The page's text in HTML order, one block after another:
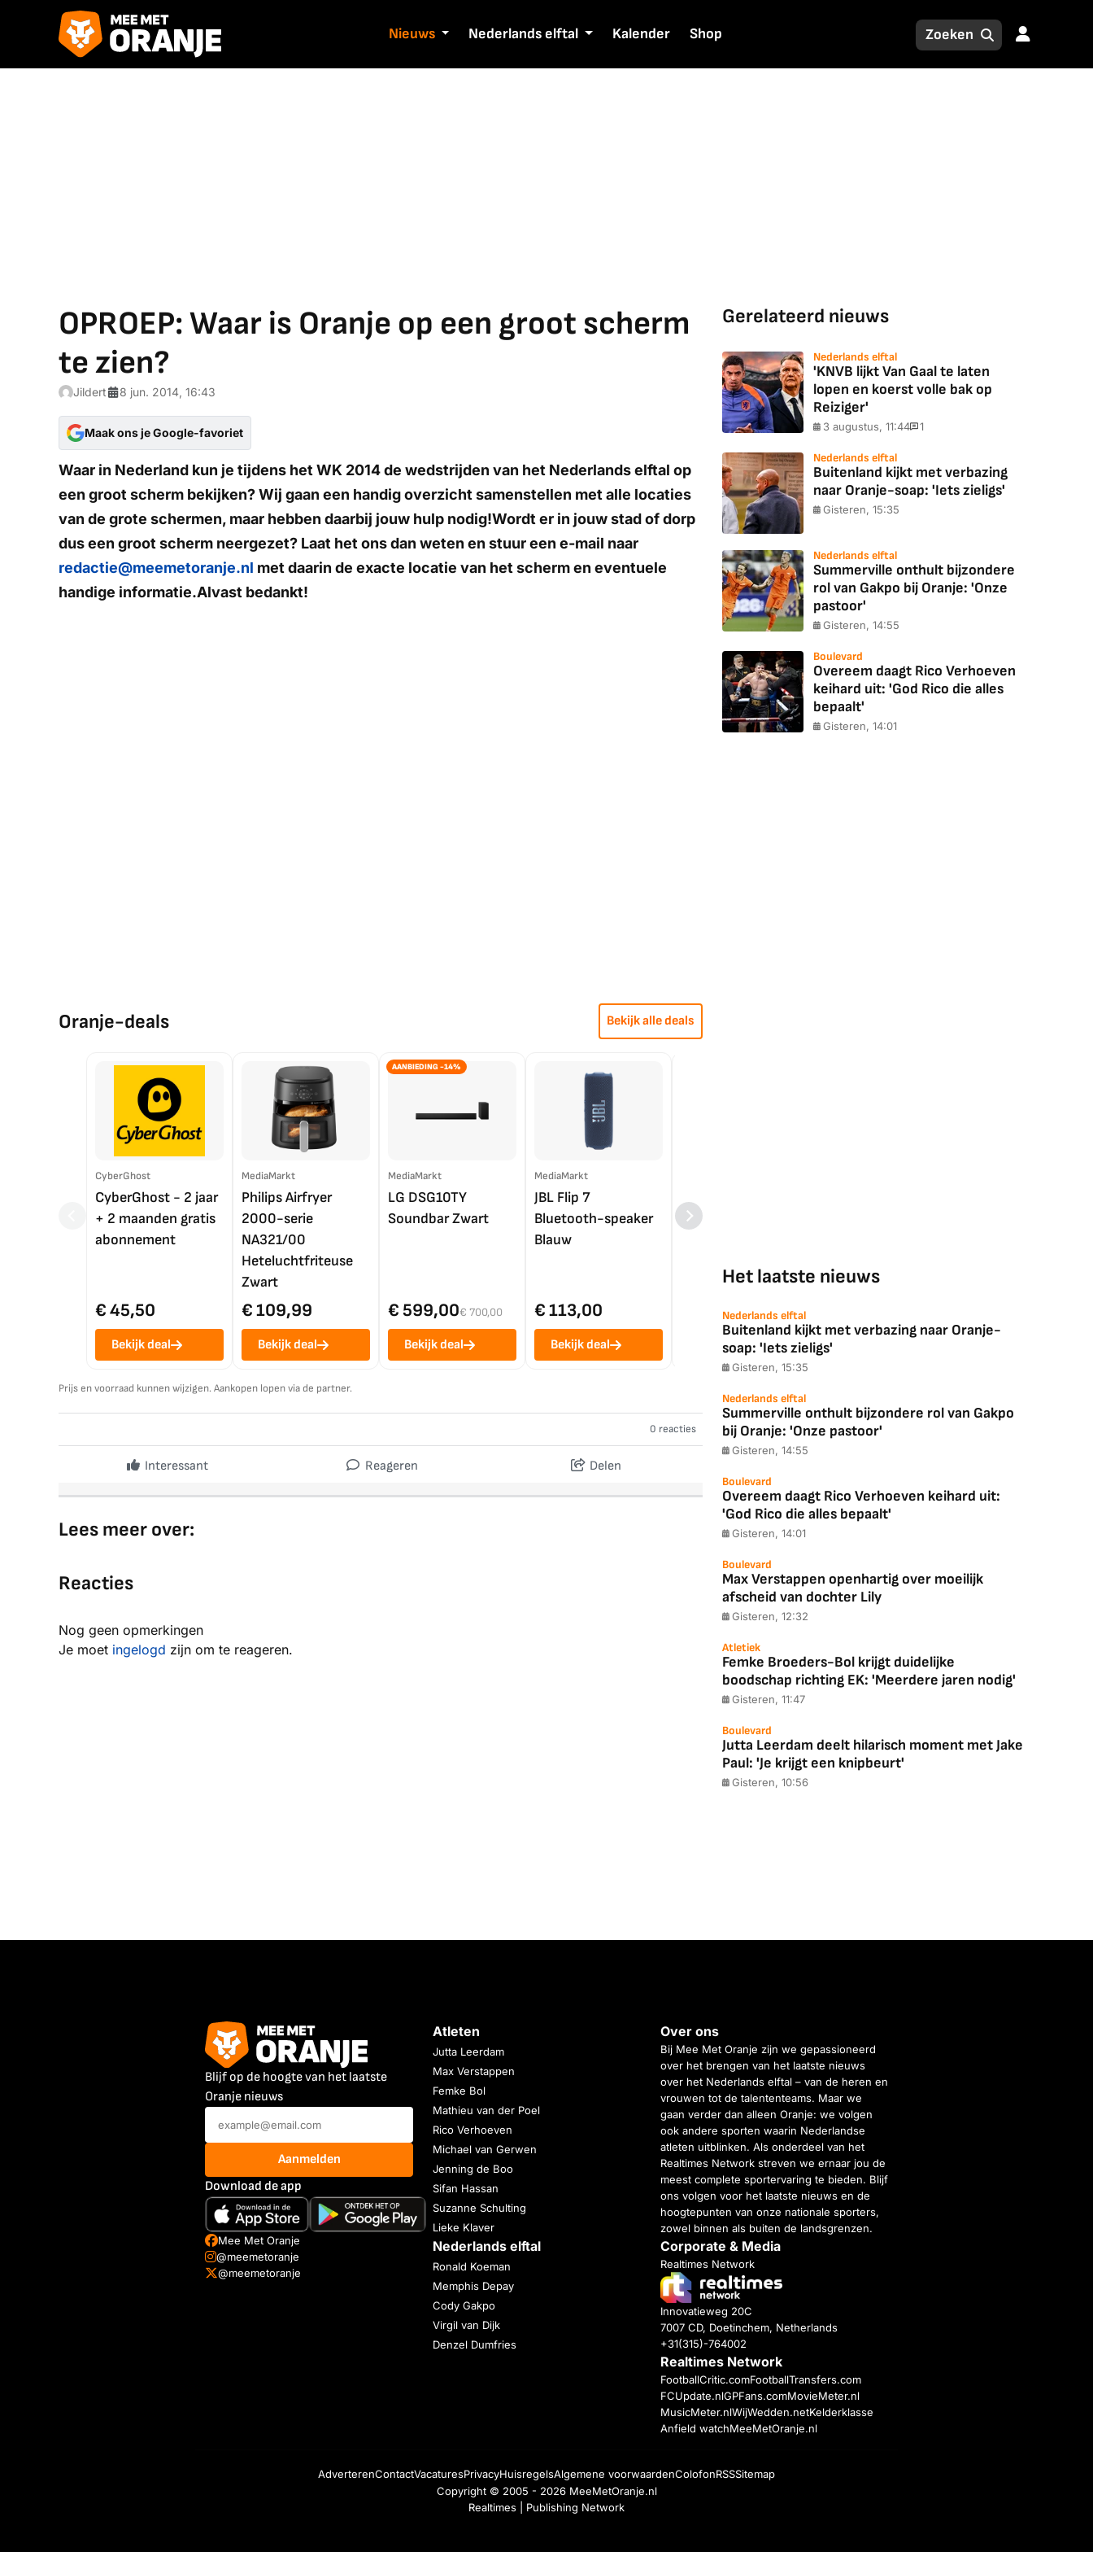
Nieuws Nederlands elftal Kalender Shop
OPROEP: Waar is Oranje op een groot scherm
te zien?
Jildert 8 jun. 2014, 16:43
Maak ons je Google-favoriet
Waar in Nederland kun je tijdens het WK 2014 de wedstrijden van het Nederlands elftal op
een groot scherm bekijken? Wij gaan een handig overzicht samenstellen met alle locaties
van de grote schermen, maar hebben daarbij jouw hulp nodig!Wordt er in jouw stad of dorp
dus een groot scherm neergezet? Laat het ons dan weten en stuur een e-mail naar
redactie@meemetoranje.nl met daarin de exacte locatie van het scherm en eventuele
handige informatie.Alvast bedankt!
Oranje-deals Bekijk alle deals
CyberGhost
CyberGhost - 2 jaar
+ 2 maanden gratis
abonnement
€ 45,50
Bekijk deal
MediaMarkt
Philips Airfryer
2000-serie
NA321/00
Heteluchtfriteuse
Zwart
€ 109,99
Bekijk deal
AANBIEDING -14%
MediaMarkt
LG DSG10TY
Soundbar Zwart
€ 599,00€ 700,00
Bekijk deal
MediaMarkt
JBL Flip 7
Bluetooth-speaker
Blauw
€ 113,00
Bekijk deal
4K TV (2025)
€ 1.088,00
Bekijk deal
Prijs en voorraad kunnen wijzigen. Aankopen lopen via de partner.
0 reacties
Interessant Reageren Delen
Lees meer over:
Reacties
Nog geen opmerkingen
Je moet ingelogd zijn om te reageren.
Gerelateerd nieuws
Nederlands elftal
'KNVB lijkt Van Gaal te laten
lopen en koerst volle bak op
Reiziger'
3 augustus, 11:44 1
Nederlands elftal
Buitenland kijkt met verbazing
naar Oranje-soap: 'Iets zieligs'
Gisteren, 15:35
Nederlands elftal
Summerville onthult bijzondere
rol van Gakpo bij Oranje: 'Onze
pastoor'
Gisteren, 14:55
Boulevard
Overeem daagt Rico Verhoeven
keihard uit: 'God Rico die alles
bepaalt'
Gisteren, 14:01
Het laatste nieuws
Nederlands elftal
Buitenland kijkt met verbazing naar Oranje-
soap: 'Iets zieligs'
Gisteren, 15:35
Nederlands elftal
Summerville onthult bijzondere rol van Gakpo
bij Oranje: 'Onze pastoor'
Gisteren, 14:55
Boulevard
Overeem daagt Rico Verhoeven keihard uit:
'God Rico die alles bepaalt'
Gisteren, 14:01
Boulevard
Max Verstappen openhartig over moeilijk
afscheid van dochter Lily
Gisteren, 12:32
Atletiek
Femke Broeders-Bol krijgt duidelijke
boodschap richting EK: 'Meerdere jaren nodig'
Gisteren, 11:47
Boulevard
Jutta Leerdam deelt hilarisch moment met Jake
Paul: 'Je krijgt een knipbeurt'
Gisteren, 10:56
Blijf op de hoogte van het laatste
Oranje nieuws
Aanmelden
Download de app
Mee Met Oranje
@meemetoranje
@meemetoranje
Atleten
Jutta Leerdam
Max Verstappen
Femke Bol
Mathieu van der Poel
Rico Verhoeven
Michael van Gerwen
Jenning de Boo
Sifan Hassan
Suzanne Schulting
Lieke Klaver
Nederlands elftal
Ronald Koeman
Memphis Depay
Cody Gakpo
Virgil van Dijk
Denzel Dumfries
Over ons
Bij Mee Met Oranje zijn we gepassioneerd
over het brengen van het laatste nieuws
over het Nederlands elftal – van de heren en
vrouwen tot de talententeams. Maar we
gaan verder dan alleen Oranje: we volgen
ook andere sporten waarin Nederlandse
atleten uitblinken. Als onderdeel van het
Realtimes Network streven we ernaar jou de
meest complete sportervaring te bieden. Blijf
ons volgen voor het laatste nieuws en de
hoogtepunten van onze nationale sporters,
zowel binnen als buiten de landsgrenzen.
Corporate & Media
Realtimes Network
Innovatieweg 20C
7007 CD, Doetinchem, Netherlands
+31(315)-764002
Realtimes Network
FootballCritic.comFootballTransfers.com
FCUpdate.nlGPFans.comMovieMeter.nl
MusicMeter.nlWijWedden.netKelderklasse
Anfield watchMeeMetOranje.nl
AdverterenContactVacaturesPrivacyHuisregelsAlgemene voorwaardenColofonRSSSitemap
Copyright © 2005 - 2026 MeeMetOranje.nl
Realtimes | Publishing Network